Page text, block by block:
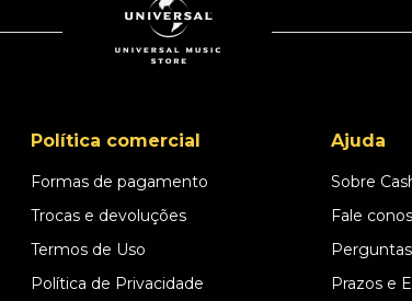
Política comercial
Formas de pagamento
Trocas e devoluções
Termos de Uso
Política de Privacidade
Ajuda
Sobre
Fale
Prazos e